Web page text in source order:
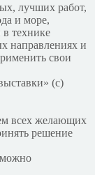
лучших работ,
и море,
технике
направлениях и
свои
(с)
всех желающих
решение